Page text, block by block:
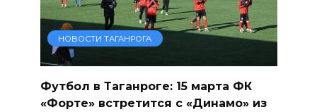
НОВОСТИ ТАГАНРОГА
Футбол в Таганроге: 15 марта ФК
«Форте» встретится с «Динамо» из